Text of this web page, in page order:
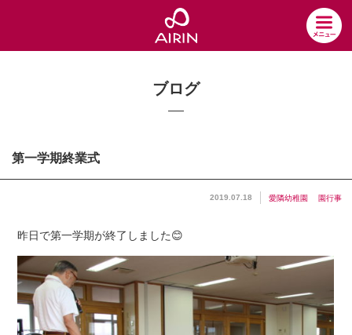
ブログ
第一学期終業式
2019.07.18 愛隣幼稚園 園行事
昨日で第一学期が終了しました😊